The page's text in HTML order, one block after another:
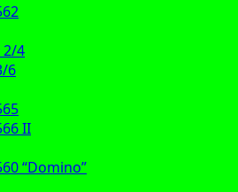
2/4
6
II
“Domino”